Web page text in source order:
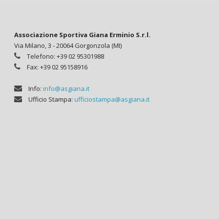
Associazione Sportiva Giana Erminio S.r.l.
Via Milano, 3 - 20064 Gorgonzola (MI)
Telefono: +39 02 95301988
Fax: +39 02 95158916
Info: info@asgiana.it
Ufficio Stampa: ufficiostampa@asgiana.it